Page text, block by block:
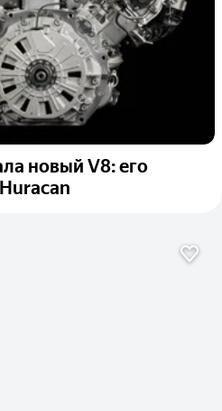
новый V8: его